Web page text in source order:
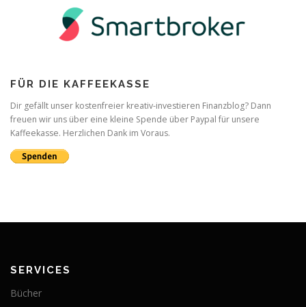
FÜR DIE KAFFEEKASSE
Dir gefällt unser kostenfreier kreativ-investieren Finanzblog? Dann
freuen wir uns über eine kleine Spende über Paypal für unsere
Kaffeekasse. Herzlichen Dank im Voraus.
SERVICES
Bücher